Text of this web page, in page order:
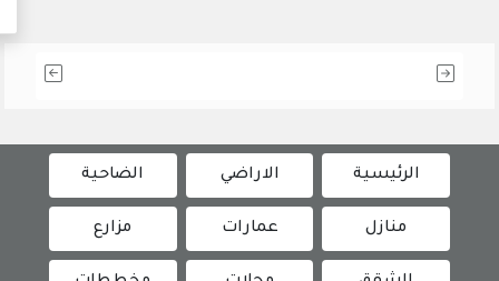
الرئيسية الاراضي الضاحية
منازل عمارات مزارع